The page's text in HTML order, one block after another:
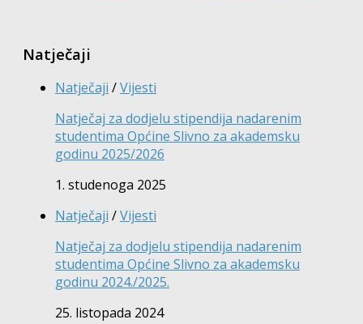
Natječaji
Natječaji /Vijesti
Natječaj za dodjelu stipendija nadarenim
studentima Općine Slivno za akademsku
godinu 2025/2026
1. studenoga 2025
Natječaji /Vijesti
Natječaj za dodjelu stipendija nadarenim
studentima Općine Slivno za akademsku
godinu 2024./2025.
25. listopada 2024